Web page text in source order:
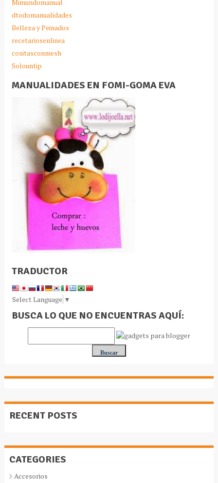
Mimundomanual
dtodomanualidades
Belleza y Peinados
recetariosenlinea
cositasconmesh
Solountip
MANUALIDADES EN FOMI-GOMA EVA
TRADUCTOR
Select Language ▼
BUSCA LO QUE NO ENCUENTRAS AQUÍ:
RECENT POSTS
CATEGORIES
Accesorios